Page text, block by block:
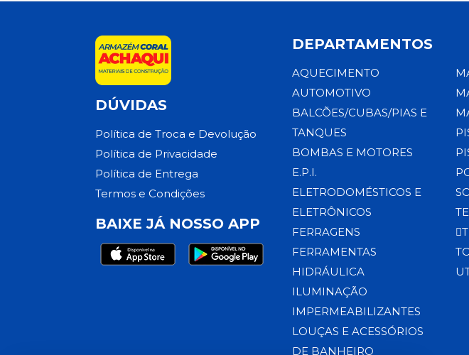
DÚVIDAS
Política de Troca e Devolução
Política de Privacidade
Política de Entrega
Termos e Condições
BAIXE JÁ NOSSO APP
DEPARTAMENTOS
AQUECIMENTO
AUTOMOTIVO
BALCÕES/CUBAS/PIAS E
TANQUES
BOMBAS E MOTORES
E.P.I.
ELETRODOMÉSTICOS E
ELETRÔNICOS
FERRAGENS
FERRAMENTAS
HIDRÁULICA
ILUMINAÇÃO
IMPERMEABILIZANTES
LOUÇAS E ACESSÓRIOS
DE BANHEIRO